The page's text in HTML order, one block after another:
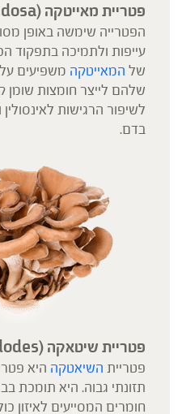
פטריית מאייטקה (Grifola frondosa)
הפטרייה שימשה באופן
עייפות ולתמיכה בתפקוד
של המאייטקה משפיעים על
שלהם לייצר חומצות
לשיפור הרגישות
בדם.
פטריית שיטאקה (
פטריית השיאטקה היא
תזונתי גבוה. היא תומכת
חומרים המסייעים לאיזון